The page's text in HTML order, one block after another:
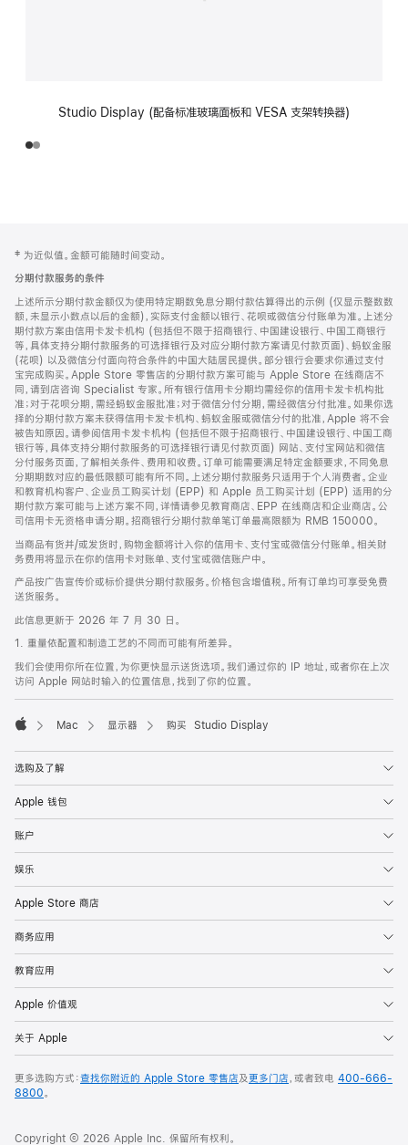
Studio Display (配备标准玻璃面板和 VESA 支架转换器)
页
页
脚
注
‡ 为近似值。金额可能随时间变动。
分期付款服务的条件
上述所示分期付款金额仅为使用特定期数免息分期付款估算得出的示例 (仅显示整数数
额，未显示小数点以后的金额)，实际支付金额以银行、花呗或微信分付账单为准。上述分
期付款方案由信用卡发卡机构 (包括但不限于招商银行、中国建设银行、中国工商银行
等，具体支持分期付款服务的可选择银行及对应分期付款方案请见付款页面)、蚂蚁金服
(花呗) 以及微信分付面向符合条件的中国大陆居民提供。部分银行会要求你通过支付
宝完成购买。Apple Store 零售店的分期付款方案可能与 Apple Store 在线商店不
同，请到店咨询 Specialist 专家。所有银行信用卡分期均需经你的信用卡发卡机构批
准；对于花呗分期，需经蚂蚁金服批准；对于微信分付分期，需经微信分付批准。如果你选
择的分期付款方案未获得信用卡发卡机构、蚂蚁金服或微信分付的批准，Apple 将不会
被告知原因。请参阅信用卡发卡机构 (包括但不限于招商银行、中国建设银行、中国工商
银行等，具体支持分期付款服务的可选择银行请见付款页面) 网站、支付宝网站和微信
分付服务页面，了解相关条件、费用和收费。订单可能需要满足特定金额要求，不同免息
分期期数对应的最低限额可能有所不同。上述分期付款服务只适用于个人消费者。企业
和教育机构客户、企业员工购买计划 (EPP) 和 Apple 员工购买计划 (EPP) 适用的分
期付款方案可能与上述方案不同，详情请参见教育商店、EPP 在线商店和企业商店。公
司信用卡无资格申请分期。招商银行分期付款单笔订单最高限额为 RMB 150000。
当商品有货并/或发货时，购物金额将计入你的信用卡、支付宝或微信分付账单。相关财
务费用将显示在你的信用卡对账单、支付宝或微信账户中。
产品按广告宣传价或标价提供分期付款服务。价格包含增值税。所有订单均可享受免费
送货服务。
此信息更新于 2026 年 7 月 30 日。
1. 重量依配置和制造工艺的不同而可能有所差异。
我们会使用你所在位置，为你更快显示送货选项。我们通过你的 IP 地址，或者你在上次
访问 Apple 网站时输入的位置信息，找到了你的位置。
Mac 显示器 购买 Studio Display
选购及了解
Apple 钱包
账户
娱乐
Apple Store 商店
商务应用
教育应用
Apple 价值观
关于 Apple
更多选购方式：查找你附近的 Apple Store 零售店及更多门店，或者致电 400-666-
8800。
Copyright © 2026 Apple Inc. 保留所有权利。